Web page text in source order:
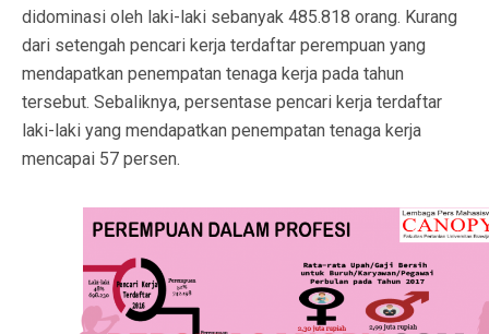
didominasi oleh laki-laki sebanyak 485.818 orang. Kurang
dari setengah pencari kerja terdaftar perempuan yang
mendapatkan penempatan tenaga kerja pada tahun
tersebut. Sebaliknya, persentase pencari kerja terdaftar
laki-laki yang mendapatkan penempatan tenaga kerja
mencapai 57 persen.